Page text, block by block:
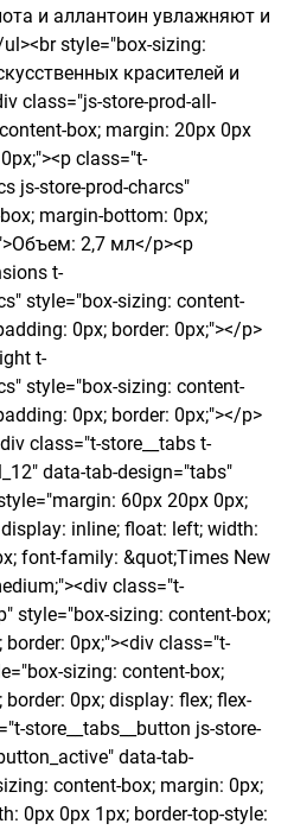
и аллантоин увлажняют и
style="box-sizing:
красителей и
class="js-store-prod-all-
box; margin: 20px 0px
class="t-
js-store-prod-charcs"
margin-bottom: 0px;
2,7 мл</p><p
t-
style="box-sizing: content-
0px; border: 0px;"></p>
t-
style="box-sizing: content-
0px; border: 0px;"></p>
class="t-store__tabs t-
data-tab-design="tabs"
60px 20px 0px;
inline; float: left; width:
font-family: &quot;Times New
class="t-
style="box-sizing: content-box;
0px;"><div class="t-
sizing: content-box;
0px; display: flex; flex-
store__tabs__button js-store-
data-tab-
content-box; margin: 0px;
0px 0px 1px; border-top-style: